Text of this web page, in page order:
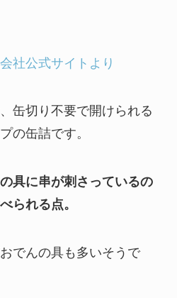
社公式サイトより
缶切り不要で開けられる
の缶詰です。
具に串が刺さっているの
られる点。
でんの具も多いそうで